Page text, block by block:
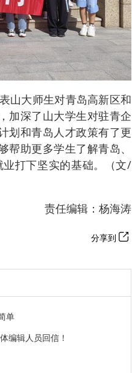
山大师生对青岛高新区和
加深了山大学生对驻青企
划和青岛人才政策有了更
帮助更多学生了解青岛、
打下坚实的基础。（文/
责任编辑：杨海涛
分享到
单
编辑人员回信！